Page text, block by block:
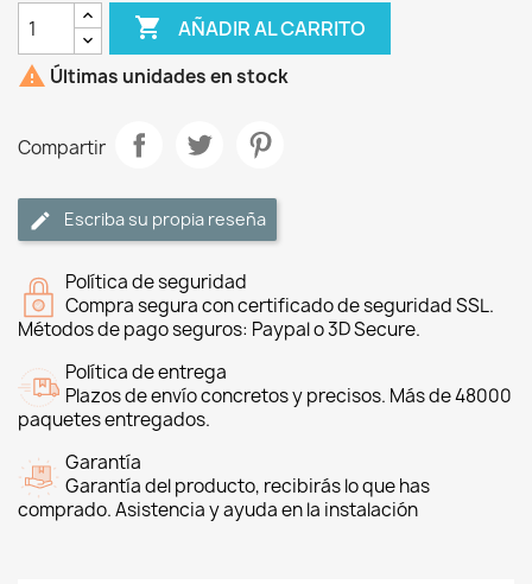
 AÑADIR AL CARRITO
 Últimas unidades en stock
Compartir
Escriba su propia reseña
Política de seguridad
Compra segura con certificado de seguridad SSL.
Métodos de pago seguros: Paypal o 3D Secure.
Política de entrega
Plazos de envío concretos y precisos. Más de 48000
paquetes entregados.
Garantía
Garantía del producto, recibirás lo que has
comprado. Asistencia y ayuda en la instalación